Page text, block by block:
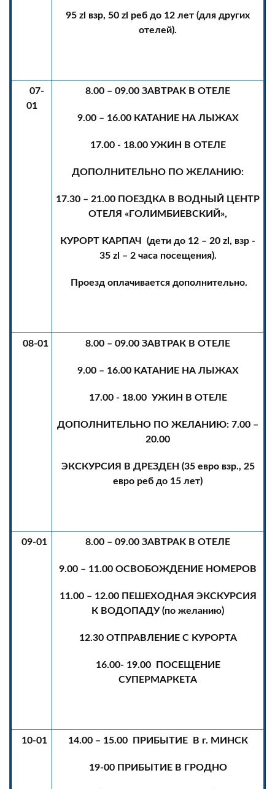
95 zl взр, 50 zl реб до 12 лет (для других
отелей).
07-
01
8.00 – 09.00 ЗАВТРАК В ОТЕЛЕ
9.00 – 16.00 КАТАНИЕ НА ЛЫЖАХ
17.00 - 18.00 УЖИН В ОТЕЛЕ
ДОПОЛНИТЕЛЬНО ПО ЖЕЛАНИЮ:
17.30 – 21.00 ПОЕЗДКА В ВОДНЫЙ ЦЕНТР
ОТЕЛЯ «ГОЛИМБИЕВСКИЙ»,
КУРОРТ КАРПАЧ (дети до 12 – 20 zl , взр -
35 zl – 2 часа посещения).
Проезд оплачивается дополнительно.
08-01 8.00 – 09.00 ЗАВТРАК В ОТЕЛЕ
9.00 – 16.00 КАТАНИЕ НА ЛЫЖАХ
17.00 - 18.00 УЖИН В ОТЕЛЕ
ДОПОЛНИТЕЛЬНО ПО ЖЕЛАНИЮ: 7.00 –
20.00
ЭКСКУРСИЯ В ДРЕЗДЕН (35 евро взр., 25
евро реб до 15 лет)
09-01 8.00 – 09.00 ЗАВТРАК В ОТЕЛЕ
9.00 – 11.00 ОСВОБОЖДЕНИЕ НОМЕРОВ
11.00 – 12.00 ПЕШЕХОДНАЯ ЭКСКУРСИЯ
К ВОДОПАДУ (по желанию)
12.30 ОТПРАВЛЕНИЕ С КУРОРТА
16.00- 19.00 ПОСЕЩЕНИЕ
СУПЕРМАРКЕТА
10-01 14.00 – 15.00 ПРИБЫТИЕ В г. МИНСК
19-00 ПРИБЫТИЕ В ГРОДНО